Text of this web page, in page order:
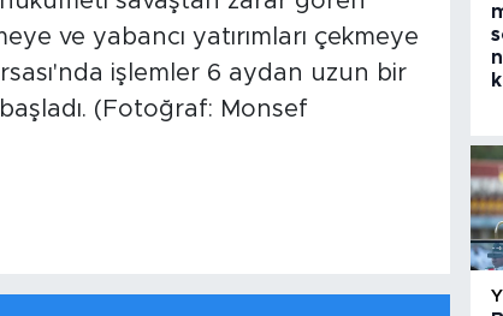
ve yabancı yatırımları çekmeye
işlemler 6 aydan uzun bir
(Fotoğraf: Monsef